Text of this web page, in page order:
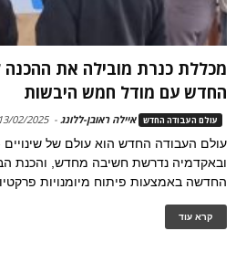
מכללת כנרת מובילה את ההכנה
החדש עם מודל חמש היבשות
עולם העבודה החדש איילה ראובן-ללונג -
13/02/2025
עולם העבודה החדש הוא עולם של
ובאקדמיה נדרשת חשיבה מחדש, והכנת
החדשה באמצעות פיתוח מיומנויות
קרא עוד